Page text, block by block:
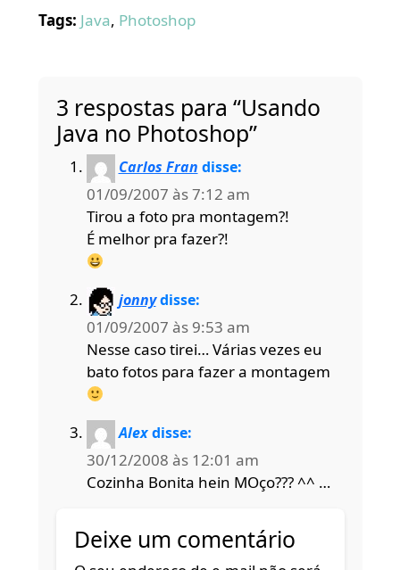
Tags: Java, Photoshop
3 respostas para “Usando
Java no Photoshop”
Carlos Fran disse:
01/09/2007 às 7:12 am
Tirou a foto pra montagem?!
É melhor pra fazer?!
jonny disse:
01/09/2007 às 9:53 am
Nesse caso tirei… Várias vezes eu
bato fotos para fazer a montagem
Alex disse:
30/12/2008 às 12:01 am
Cozinha Bonita hein MOço??? ^^ …
Deixe um comentário